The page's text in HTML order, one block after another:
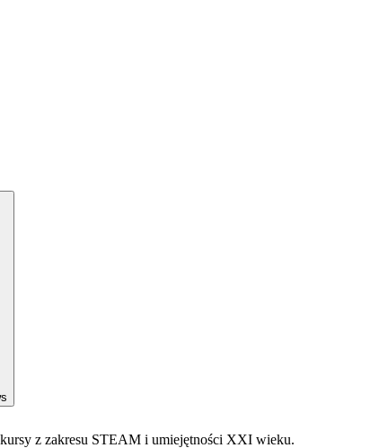
z zakresu STEAM i umiejętności XXI wieku.